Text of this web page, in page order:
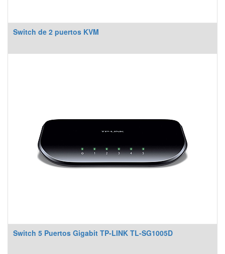
Switch de 2 puertos KVM
Switch 5 Puertos Gigabit TP-LINK TL-SG1005D